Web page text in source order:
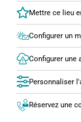
Configurer un
Configurer une
Personnaliser
Réservez une